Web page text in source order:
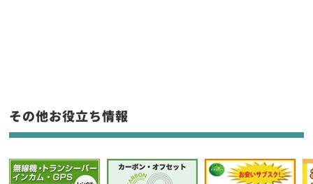
フリーワード入力(製品名等)
選択条件をリセット
その他お役立ち情報